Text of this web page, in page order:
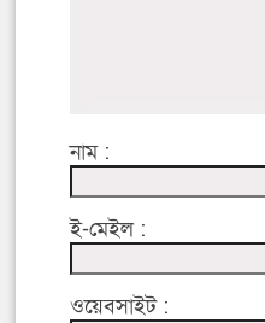
নাম :
ই-মেইল :
ওয়েবসাইট :